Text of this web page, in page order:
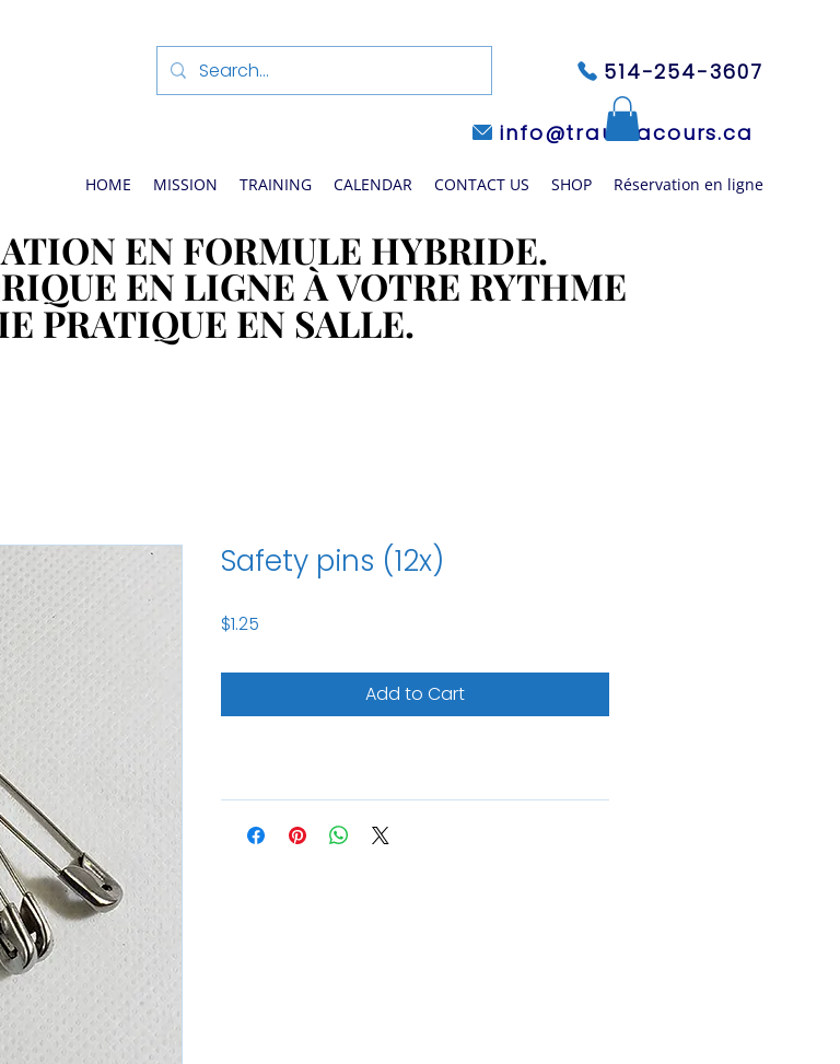
514-254-3607
info@traumacours.ca
HOME MISSION TRAINING CALENDAR CONTACT US SHOP Réservation en ligne
EN FORMULE HYBRIDE.
EN LIGNE À VOTRE RYTHME
PRATIQUE EN SALLE.
EN FORMULE HYBRIDE.
EN LIGNE À VOTRE RYTHME
PRATIQUE EN SALLE.
Safety pins (12x)
$1.25
Add to Cart